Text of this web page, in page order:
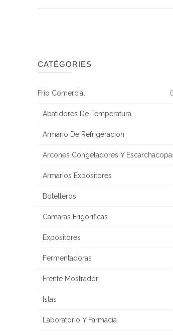
CATÉGORIES
Frio Comercial
Abatidores De Temperatura
Armario De Refrigeracion
Arcones Congeladores Y
Armarios Expositores
Botelleros
Camaras Frigorificas
Expositores
Fermentadoras
Frente Mostrador
Islas
Laboratorio Y Farmacia